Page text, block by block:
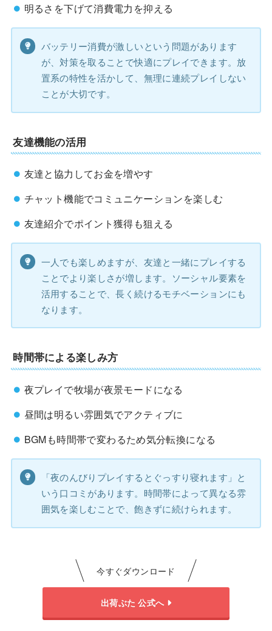
明るさを下げて消費電力を抑える
バッテリー消費が激しいという問題があります
が、対策を取ることで快適にプレイできます。放
置系の特性を活かして、無理に連続プレイしない
ことが大切です。
友達機能の活用
友達と協力してお金を増やす
チャット機能でコミュニケーションを楽しむ
友達紹介でポイント獲得も狙える
一人でも楽しめますが、友達と一緒にプレイする
ことでより楽しさが増します。ソーシャル要素を
活用することで、長く続けるモチベーションにも
なります。
時間帯による楽しみ方
夜プレイで牧場が夜景モードになる
昼間は明るい雰囲気でアクティブに
BGMも時間帯で変わるため気分転換になる
「夜のんびりプレイするとぐっすり寝れます」と
いう口コミがあります。時間帯によって異なる雰
囲気を楽しむことで、飽きずに続けられます。
今すぐダウンロード
出荷ぶた 公式へ